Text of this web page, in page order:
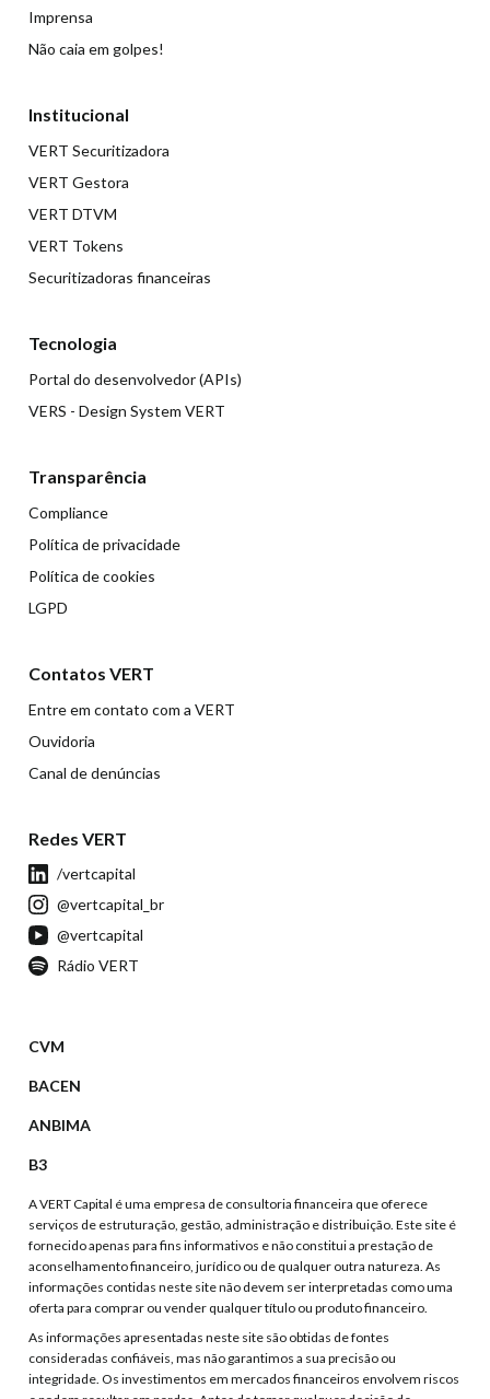
Imprensa
Não caia em golpes!
Institucional
VERT Securitizadora
VERT Gestora
VERT DTVM
VERT Tokens
Securitizadoras financeiras
Tecnologia
Portal do desenvolvedor (APIs)
VERS - Design System VERT
Transparência
Compliance
Política de privacidade
Política de cookies
LGPD
Contatos VERT
Entre em contato com a VERT
Ouvidoria
Canal de denúncias
Redes VERT
/vertcapital
@vertcapital_br
@vertcapital
Rádio VERT
CVM
BACEN
ANBIMA
B3
A VERT Capital é uma empresa de consultoria financeira que oferece
serviços de estruturação, gestão, administração e distribuição. Este site é
fornecido apenas para fins informativos e não constitui a prestação de
aconselhamento financeiro, jurídico ou de qualquer outra natureza. As
informações contidas neste site não devem ser interpretadas como uma
oferta para comprar ou vender qualquer título ou produto financeiro.
As informações apresentadas neste site são obtidas de fontes
consideradas confiáveis, mas não garantimos a sua precisão ou
integridade. Os investimentos em mercados financeiros envolvem riscos